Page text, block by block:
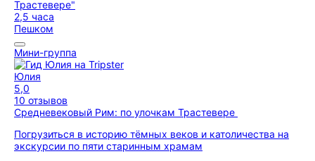
2,5 часа
Пешком
Мини-группа
Юлия
5,0
10 отзывов
Средневековый Рим: по улочкам Трастевере
Погрузиться в историю тёмных веков и католичества на
экскурсии по пяти старинным храмам